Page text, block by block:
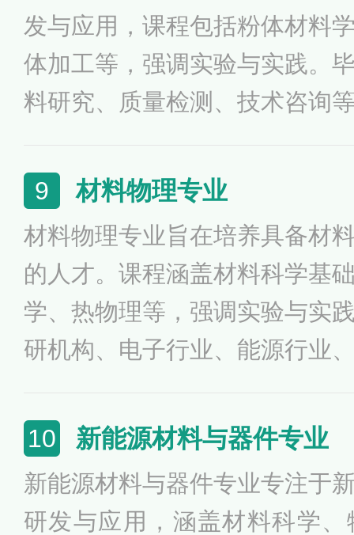
发与应用，课程包括粉体材料
体加工等，强调实验与实践。
料研究、质量检测、技术咨询
工程师，推动粉体材料的技术
工业对高性能材料的需求。
9 材料物理专业
材料物理专业旨在培养具备材
的人才。课程涵盖材料科学基
学、热物理等，强调实验与实
研机构、电子行业、能源行业
等工作。该专业满足现代科技
的需求，推动材料科学与工程
10 新能源材料与器件专业
新能源材料与器件专业专注于
研发与应用，涵盖材料科学